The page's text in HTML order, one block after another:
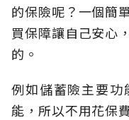
的保險呢？一個簡
買保障讓自己安心
的。
例如儲蓄險主要
能，所以不用花保